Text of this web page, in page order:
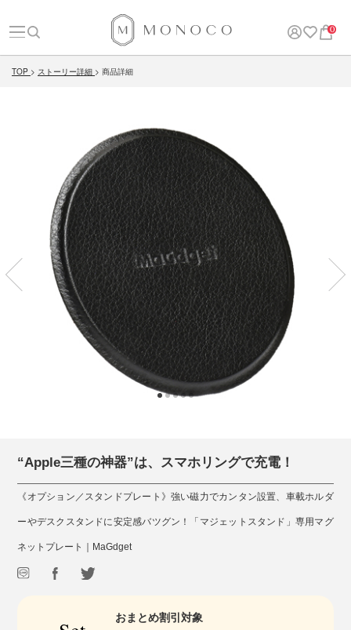
0
TOP ストーリー詳細 商品詳細
“Apple三種の神器”は、スマホリングで充電！
《オプション／スタンドプレート》強い磁力でカンタン設置、車載ホルダ
ーやデスクスタンドに安定感バツグン！「マジェットスタンド」専用マグ
ネットプレート｜MaGdget
おまとめ割引対象